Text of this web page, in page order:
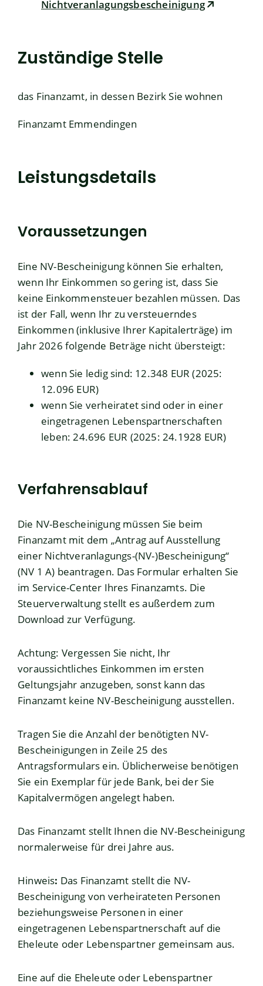
Nichtveranlagungsbescheinigung
Zuständige Stelle
das Finanzamt, in dessen Bezirk Sie wohnen
Finanzamt Emmendingen
Leistungsdetails
Voraussetzungen
Eine NV-Bescheinigung können Sie erhalten,
wenn Ihr Einkommen so gering ist, dass Sie
keine Einkommensteuer bezahlen müssen. Das
ist der Fall, wenn Ihr zu versteuerndes
Einkommen (inklusive Ihrer Kapitalerträge) im
Jahr 2026 folgende Beträge nicht übersteigt:
wenn Sie ledig sind: 12.348 EUR (2025:
12.096 EUR)
wenn Sie verheiratet sind oder in einer
eingetragenen Lebenspartnerschaften
leben: 24.696 EUR (2025: 24.1928 EUR)
Verfahrensablauf
Die NV-Bescheinigung müssen Sie beim
Finanzamt mit dem „Antrag auf Ausstellung
einer Nichtveranlagungs-(NV-)Bescheinigung“
(NV 1 A) beantragen. Das Formular erhalten Sie
im Service-Center Ihres Finanzamts. Die
Steuerverwaltung stellt es außerdem zum
Download zur Verfügung.
Achtung: Vergessen Sie nicht, Ihr
voraussichtliches Einkommen im ersten
Geltungsjahr anzugeben, sonst kann das
Finanzamt keine NV-Bescheinigung ausstellen.
Tragen Sie die Anzahl der benötigten NV-
Bescheinigungen in Zeile 25 des
Antragsformulars ein. Üblicherweise benötigen
Sie ein Exemplar für jede Bank, bei der Sie
Kapitalvermögen angelegt haben.
Das Finanzamt stellt Ihnen die NV-Bescheinigung
normalerweise für drei Jahre aus.
Hinweis: Das Finanzamt stellt die NV-
Bescheinigung von verheirateten Personen
beziehungsweise Personen in einer
eingetragenen Lebenspartnerschaft auf die
Eheleute oder Lebenspartner gemeinsam aus.
Eine auf die Eheleute oder Lebenspartner